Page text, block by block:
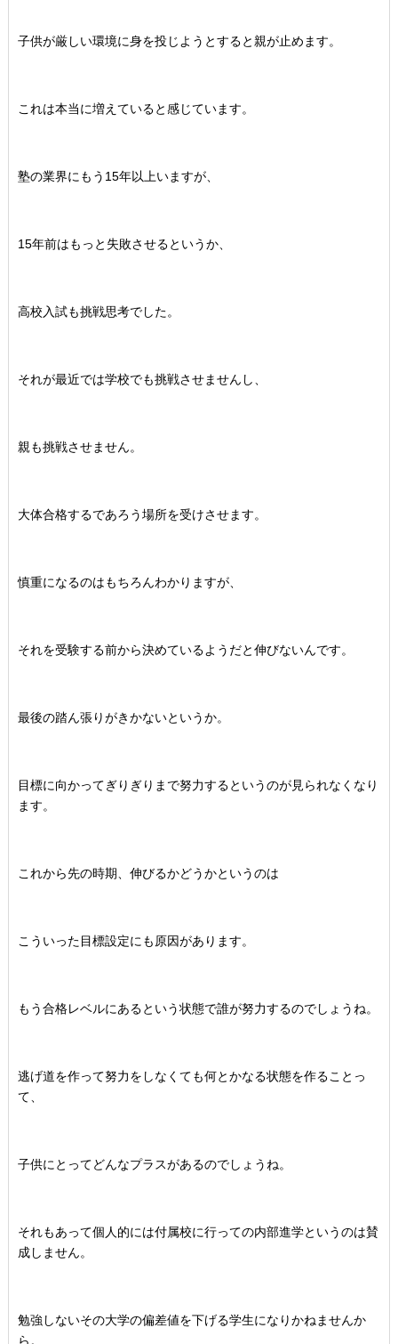
子供が厳しい環境に身を投じようとすると親が止めます。
これは本当に増えていると感じています。
塾の業界にもう15年以上いますが、
15年前はもっと失敗させるというか、
高校入試も挑戦思考でした。
それが最近では学校でも挑戦させませんし、
親も挑戦させません。
大体合格するであろう場所を受けさせます。
慎重になるのはもちろんわかりますが、
それを受験する前から決めているようだと伸びないんです。
最後の踏ん張りがきかないというか。
目標に向かってぎりぎりまで努力するというのが見られなくなり
ます。
これから先の時期、伸びるかどうかというのは
こういった目標設定にも原因があります。
もう合格レベルにあるという状態で誰が努力するのでしょうね。
逃げ道を作って努力をしなくても何とかなる状態を作ることっ
て、
子供にとってどんなプラスがあるのでしょうね。
それもあって個人的には付属校に行っての内部進学というのは賛
成しません。
勉強しないその大学の偏差値を下げる学生になりかねませんか
ら。